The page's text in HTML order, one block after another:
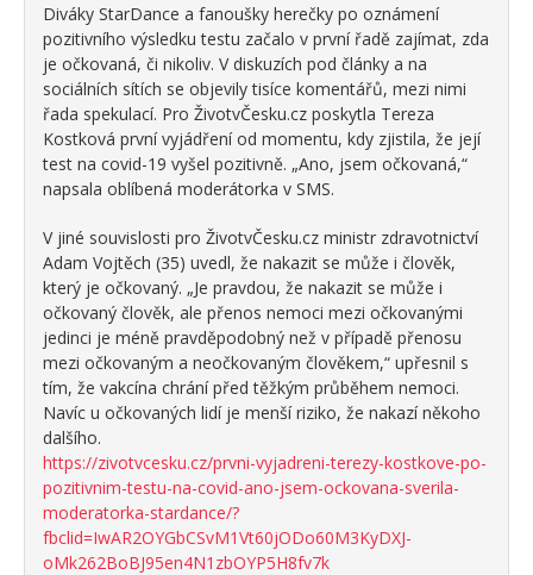
Diváky StarDance a fanoušky herečky po oznámení
pozitivního výsledku testu začalo v první řadě zajímat, zda
je očkovaná, či nikoliv. V diskuzích pod články a na
sociálních sítích se objevily tisíce komentářů, mezi nimi
řada spekulací. Pro ŽivotvČesku.cz poskytla Tereza
Kostková první vyjádření od momentu, kdy zjistila, že její
test na covid-19 vyšel pozitivně. „Ano, jsem očkovaná,“
napsala oblíbená moderátorka v SMS.
V jiné souvislosti pro ŽivotvČesku.cz ministr zdravotnictví
Adam Vojtěch (35) uvedl, že nakazit se může i člověk,
který je očkovaný. „Je pravdou, že nakazit se může i
očkovaný člověk, ale přenos nemoci mezi očkovanými
jedinci je méně pravděpodobný než v případě přenosu
mezi očkovaným a neočkovaným člověkem,“ upřesnil s
tím, že vakcína chrání před těžkým průběhem nemoci.
Navíc u očkovaných lidí je menší riziko, že nakazí někoho
dalšího.
https://zivotvcesku.cz/prvni-vyjadreni-terezy-kostkove-po-
pozitivnim-testu-na-covid-ano-jsem-ockovana-sverila-
moderatorka-stardance/?
fbclid=IwAR2OYGbCSvM1Vt60jODo60M3KyDXJ-
oMk262BoBJ95en4N1zbOYP5H8fv7k